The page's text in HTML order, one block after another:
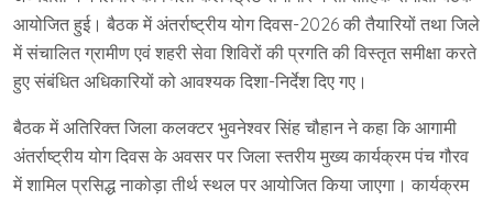
आयोजित हुई। बैठक में अंतर्राष्ट्रीय योग दिवस-2026 की तैयारियों तथा जिले
में संचालित ग्रामीण एवं शहरी सेवा शिविरों की प्रगति की विस्तृत समीक्षा करते
हुए संबंधित अधिकारियों को आवश्यक दिशा-निर्देश दिए गए।
बैठक में अतिरिक्त जिला कलक्टर भुवनेश्वर सिंह चौहान ने कहा कि आगामी
अंतर्राष्ट्रीय योग दिवस के अवसर पर जिला स्तरीय मुख्य कार्यक्रम पंच गौरव
में शामिल प्रसिद्ध नाकोड़ा तीर्थ स्थल पर आयोजित किया जाएगा। कार्यक्रम